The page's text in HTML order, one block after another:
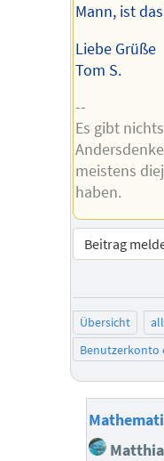
Mann, ist
Liebe Grüße
Tom S.
--
Es gibt
meistens
haben.
Beitrag
Übersicht
Benutzerkonto